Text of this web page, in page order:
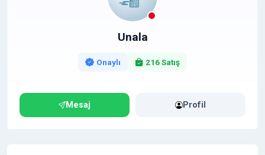
Unala
Onaylı 216 Satış
Mesaj Profil